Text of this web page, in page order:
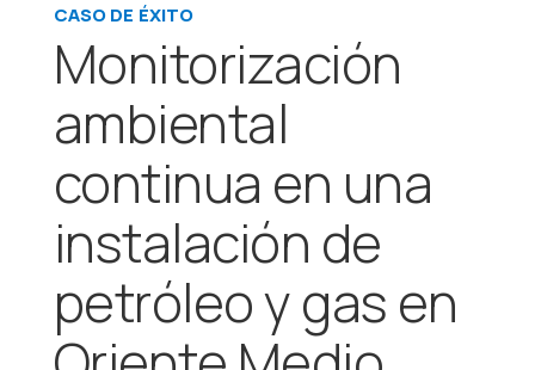
CASO DE ÉXITO
Monitorización
ambiental
continua en una
instalación de
petróleo y gas en